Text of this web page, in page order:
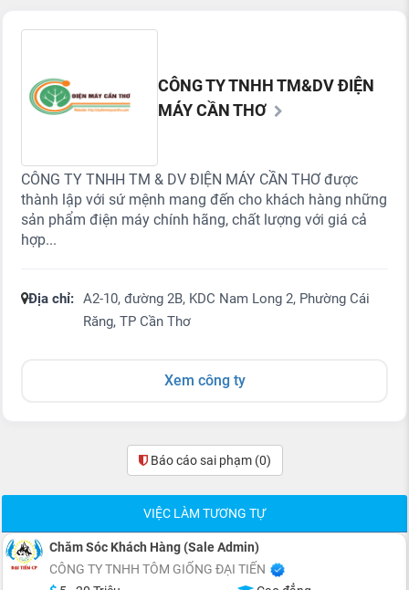
CÔNG TY TNHH TM&DV ĐIỆN
MÁY CẦN THƠ
CÔNG TY TNHH TM & DV ĐIỆN MÁY CẦN THƠ được
thành lập với sứ mệnh mang đến cho khách hàng những
sản phẩm điện máy chính hãng, chất lượng với giá cả
hợp...
Địa chỉ: A2-10, đường 2B, KDC Nam Long 2, Phường Cái
Răng, TP Cần Thơ
Xem công ty
Báo cáo sai phạm (0)
VIỆC LÀM TƯƠNG TỰ
Chăm Sóc Khách Hàng (Sale Admin)
CÔNG TY TNHH TÔM GIỐNG ĐẠI TIẾN